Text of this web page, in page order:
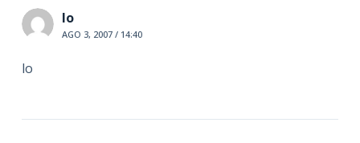
lo
AGO 3, 2007 / 14:40
lo